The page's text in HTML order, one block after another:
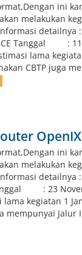
ini
melakukan
detailnya
Tanggal : 11
lama
CBTP juga
ini
melakukan
detailnya
: 23
lama kegiatan 1
mempunyai Jalur